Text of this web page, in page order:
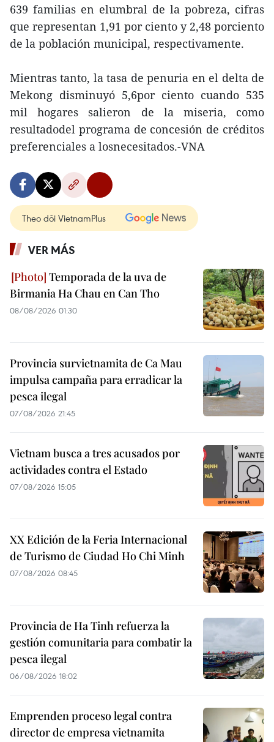
639 familias en elumbral de la pobreza, cifras
que representan 1,91 por ciento y 2,48 porciento
de la población municipal, respectivamente.
Mientras tanto, la tasa de penuria en el delta de
Mekong disminuyó 5,6por ciento cuando 535
mil hogares salieron de la miseria, como
resultadodel programa de concesión de créditos
preferenciales a losnecesitados.-VNA
Theo dõi VietnamPlus
VER MÁS
Temporada de la uva de
Birmania Ha Chau en Can Tho
08/08/2026 01:30
Provincia survietnamita de Ca Mau
impulsa campaña para erradicar la
pesca ilegal
07/08/2026 21:45
Vietnam busca a tres acusados por
actividades contra el Estado
07/08/2026 15:05
XX Edición de la Feria Internacional
de Turismo de Ciudad Ho Chi Minh
07/08/2026 08:45
Provincia de Ha Tinh refuerza la
gestión comunitaria para combatir la
pesca ilegal
06/08/2026 18:02
Emprenden proceso legal contra
director de empresa vietnamita